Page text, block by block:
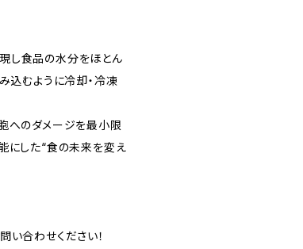
し食品の水分をほとん
込むように冷却・冷凍
へのダメージを最小限
にした“食の未来を変え
い合わせください！